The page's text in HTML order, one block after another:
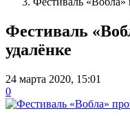
Фестиваль
удалёнке
24 марта 2020, 15:01
0